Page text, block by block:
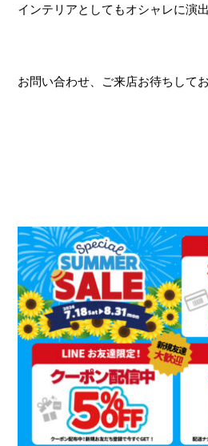
インテリアとしてもオシャレに演
お問い合わせ、ご来店お待ちして